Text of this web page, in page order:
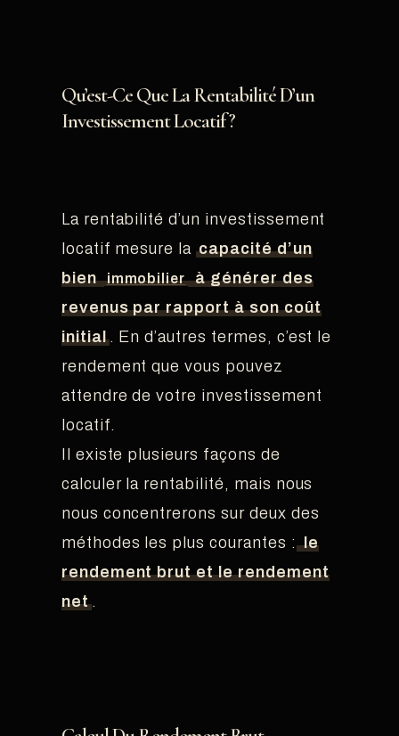
Qu’est-Ce Que La Rentabilité D’un
Investissement Locatif ?
La rentabilité d’un investissement
locatif mesure lacapacité d’un
bien immobilier à générer des
revenus par rapport à son coût
initial. En d’autres termes, c’est le
rendement que vous pouvez
attendre de votre investissement
locatif.
Il existe plusieurs façons de
calculer la rentabilité, mais nous
nous concentrerons sur deux des
méthodes les plus courantes : le
rendement brut et le rendement
net.